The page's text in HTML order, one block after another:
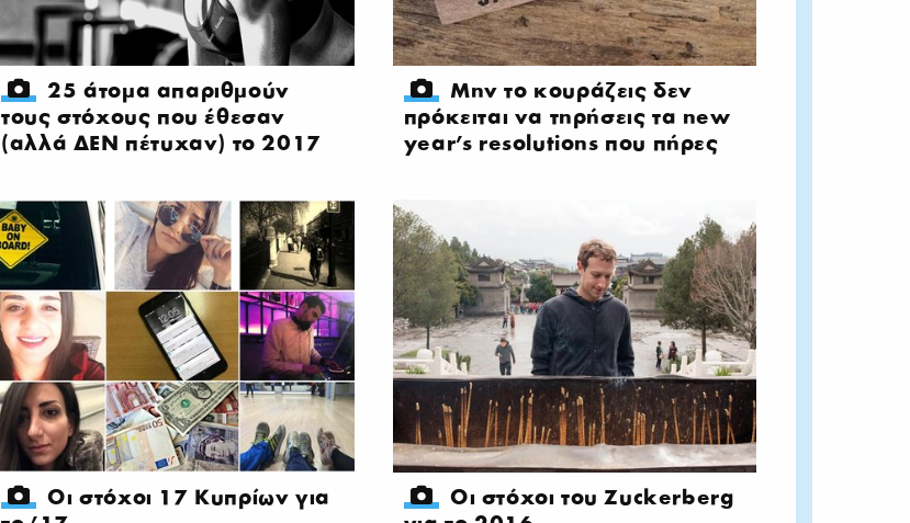
25 άτομα απαριθμούν
τους στόχους που έθεσαν
(αλλά ΔΕΝ πέτυχαν) το 2017
Μην το κουράζεις δεν
πρόκειται να τηρήσεις τα new
year's resolutions που πήρες
Οι στόχοι 17 Κυπρίων για
Οι στόχοι του Zuckerberg